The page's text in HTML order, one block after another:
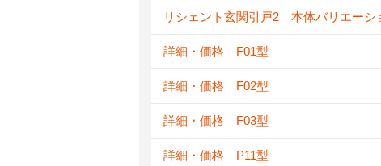
リシェント玄関引戸2 本体バリエーシ
詳細・価格 F01型
詳細・価格 F02型
詳細・価格 F03型
詳細・価格 P11型